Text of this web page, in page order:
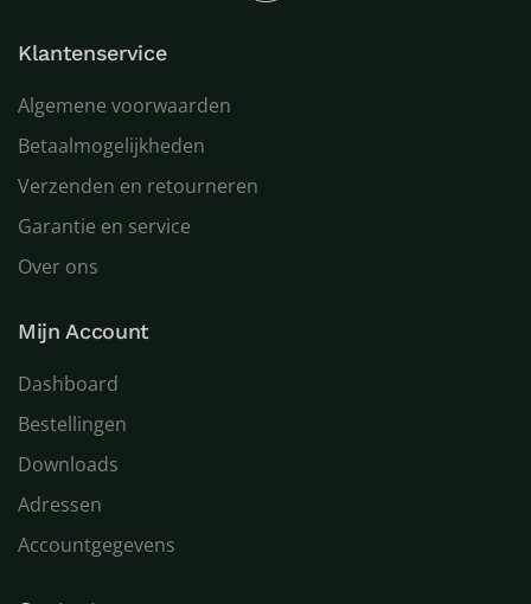
Klantenservice
Algemene voorwaarden
Betaalmogelijkheden
Verzenden en retourneren
Garantie en service
Over ons
Mijn Account
Dashboard
Bestellingen
Downloads
Adressen
Accountgegevens